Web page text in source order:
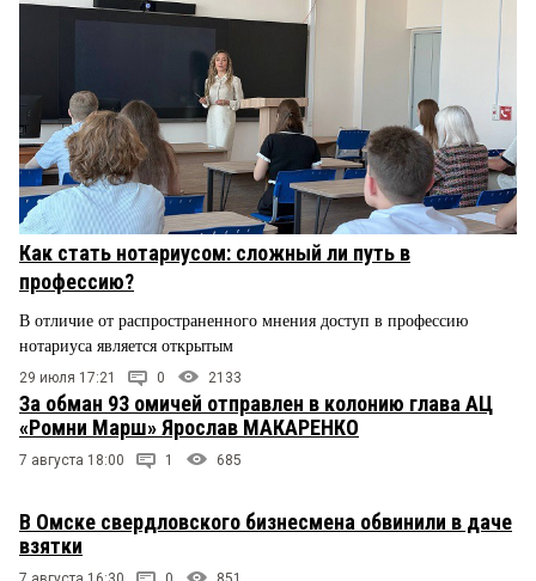
Как стать нотариусом: сложный ли путь в
профессию?
В отличие от распространенного мнения доступ в профессию
нотариуса является открытым
29 июля 17:21 0 2133
За обман 93 омичей отправлен в колонию глава АЦ
«Ромни Марш» Ярослав МАКАРЕНКО
7 августа 18:00 1 685
В Омске свердловского бизнесмена обвинили в даче
взятки